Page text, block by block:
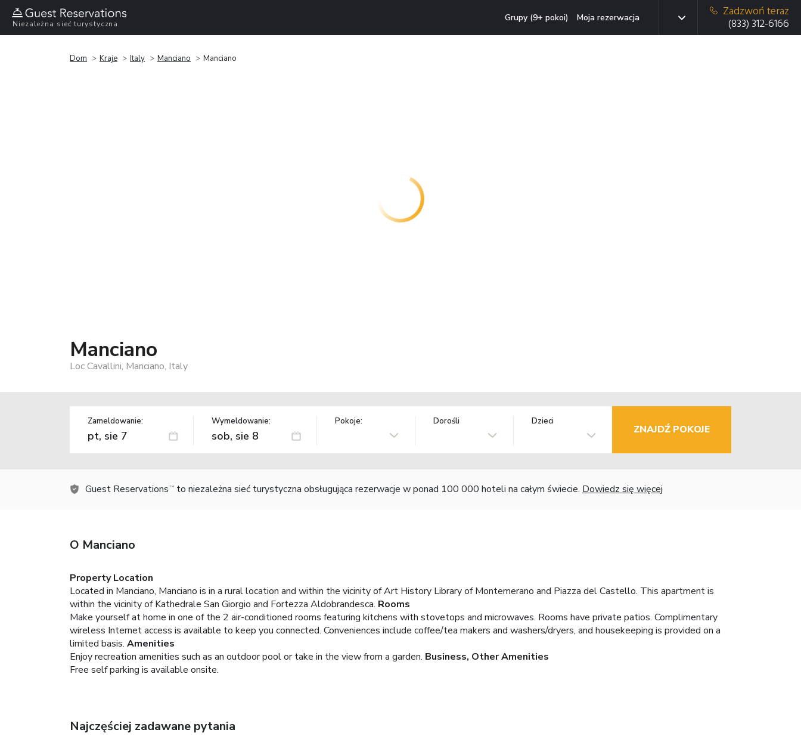
Niezależna sieć turystyczna
Grupy (9+ pokoi) Moja rezerwacja
Zadzwoń teraz
(833) 312-6166
Dom Kraje Italy Manciano Manciano
Manciano
Loc Cavallini, Manciano, Italy
Zameldowanie: Wymeldowanie: Pokoje: Dorośli Dzieci
ZNAJDŹ POKOJE
Guest Reservations TM to niezależna sieć turystyczna obsługująca rezerwacje w ponad 100 000 hoteli na całym świecie. Dowiedz się więcej
O Manciano
Property Location
Located in Manciano, Manciano is in a rural location and within the vicinity of Art History Library of Montemerano and Piazza del Castello. This apartment is
within the vicinity of Kathedrale San Giorgio and Fortezza Aldobrandesca. Rooms
Make yourself at home in one of the 2 air-conditioned rooms featuring kitchens with stovetops and microwaves. Rooms have private patios. Complimentary
wireless Internet access is available to keep you connected. Conveniences include coffee/tea makers and washers/dryers, and housekeeping is provided on a
limited basis. Amenities
Enjoy recreation amenities such as an outdoor pool or take in the view from a garden. Business, Other Amenities
Free self parking is available onsite.
Najczęściej zadawane pytania